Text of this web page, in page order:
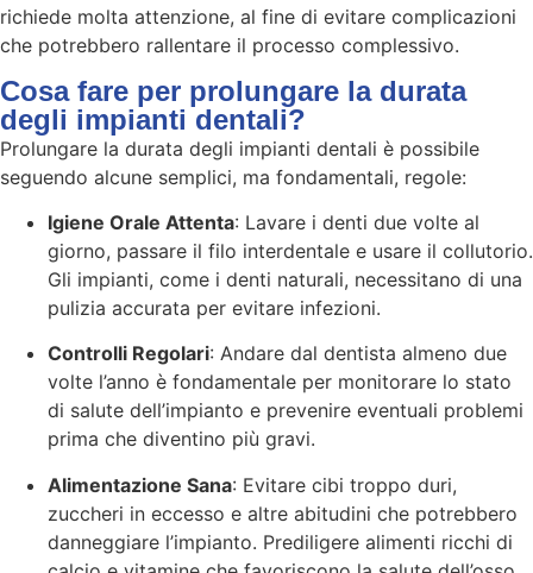
richiede molta attenzione, al fine di evitare complicazioni
che potrebbero rallentare il processo complessivo.
Cosa fare per prolungare la durata
degli impianti dentali?
Prolungare la durata degli impianti dentali è possibile
seguendo alcune semplici, ma fondamentali, regole:
Igiene Orale Attenta: Lavare i denti due volte al
giorno, passare il filo interdentale e usare il collutorio.
Gli impianti, come i denti naturali, necessitano di una
pulizia accurata per evitare infezioni.
Controlli Regolari: Andare dal dentista almeno due
volte l’anno è fondamentale per monitorare lo stato
di salute dell’impianto e prevenire eventuali problemi
prima che diventino più gravi.
Alimentazione Sana: Evitare cibi troppo duri,
zuccheri in eccesso e altre abitudini che potrebbero
danneggiare l’impianto. Prediligere alimenti ricchi di